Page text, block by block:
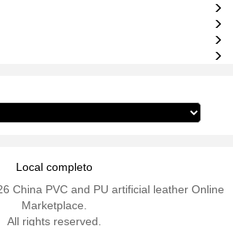
Local completo
China PVC and PU artificial leather Online
Marketplace.
All rights reserved.